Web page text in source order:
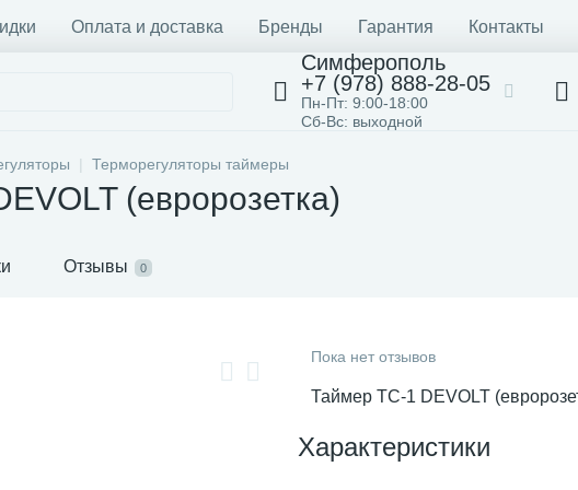
Оплата и доставка Бренды Гарантия Контакты
Симферополь
+7 (978) 888-28-05
Пн-Пт: 9:00-18:00
Сб-Вс: выходной
Терморегуляторы таймеры
(евророзетка)
Отзывы 0
Пока нет отзывов
Таймер ТС-1 DEVOLT
Характеристики